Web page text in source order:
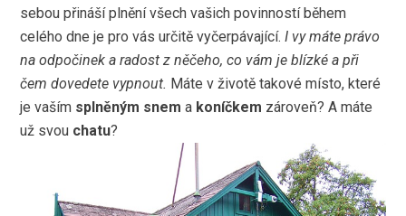
sebou přináší plnění všech vašich povinností během
celého dne je pro vás určitě vyčerpávající.I vy máte právo
na odpočinek a radost z něčeho, co vám je blízké a při
čem dovedete vypnout. Máte v životě takové místo, které
je vaším splněným snem a koníčkem zároveň? A máte
už svou chatu?